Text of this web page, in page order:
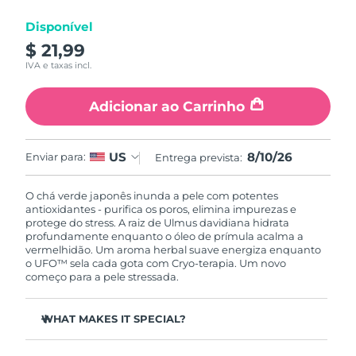
Disponível
$ 21,99
IVA e taxas incl.
Adicionar ao Carrinho
Enviar para: US Entrega prevista: 8/10/26
O chá verde japonês inunda a pele com potentes
antioxidantes - purifica os poros, elimina impurezas e
protege do stress. A raiz de Ulmus davidiana hidrata
profundamente enquanto o óleo de prímula acalma a
vermelhidão. Um aroma herbal suave energiza enquanto
o UFO™ sela cada gota com Cryo-terapia. Um novo
começo para a pele stressada.
WHAT MAKES IT SPECIAL?
Macau, RAE da
China
Malásia Entrega prevista 12/8/26
Malta Entrega prevista9/8/26
Mônaco Entrega prevista
Países Baixos Entrega prevista9/8/26
Nova Zelândia